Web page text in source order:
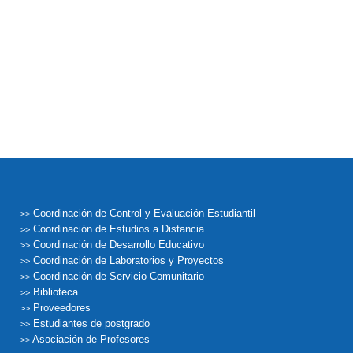
>> Coordinación de Control y Evaluación Estudiantil
>> Coordinación de Estudios a Distancia
>> Coordinación de Desarrollo Educativo
>> Coordinación de Laboratorios y Proyectos
>> Coordinación de Servicio Comunitario
>> Biblioteca
>> Proveedores
>> Estudiantes de postgrado
>> Asociación de Profesores